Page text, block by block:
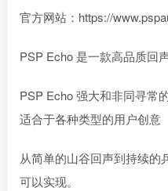
官方网站：https://
PSP Echo 是一款高品质回
PSP Echo 强大和非同寻常
适合于各种类型的用户创意
从简单的山谷回声到持续的
可以实现。